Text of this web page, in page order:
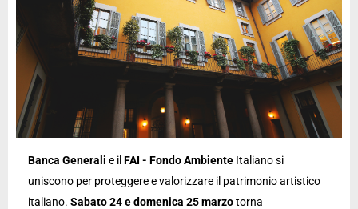
Banca Generali e il FAI - Fondo Ambiente Italiano si
uniscono per proteggere e valorizzare il patrimonio artistico
italiano. Sabato 24 e domenica 25 marzotorna